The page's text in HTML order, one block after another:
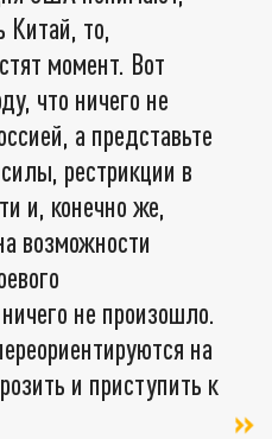
Китай, то,
момент. Вот
что ничего не
а представьте
рестрикции в
и, конечно же,
возможности
не произошло.
на
и приступить к